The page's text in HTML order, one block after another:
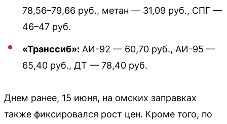
78,56–79,66 руб., метан — 31,09 руб., СПГ —
46–47 руб.
«Транссиб»: АИ-92 — 60,70 руб., АИ-95 —
65,40 руб., ДТ — 78,40 руб.
Днем ранее, 15 июня, на омских заправках
также фиксировался рост цен. Кроме того, по